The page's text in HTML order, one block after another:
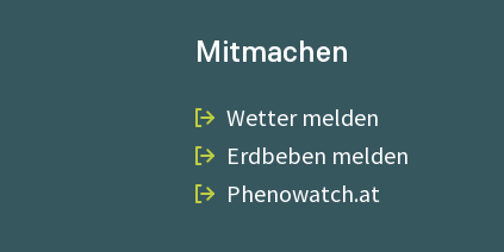
Mitmachen
Wetter melden
Erdbeben melden
Phenowatch.at